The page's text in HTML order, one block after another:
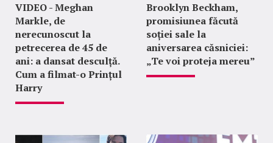
VIDEO - Meghan
Markle, de
nerecunoscut la
petrecerea de 45 de
ani: a dansat desculță.
Cum a filmat-o Prințul
Harry
Brooklyn Beckham,
promisiunea făcută
soției sale la
aniversarea căsniciei:
„Te voi proteja mereu”